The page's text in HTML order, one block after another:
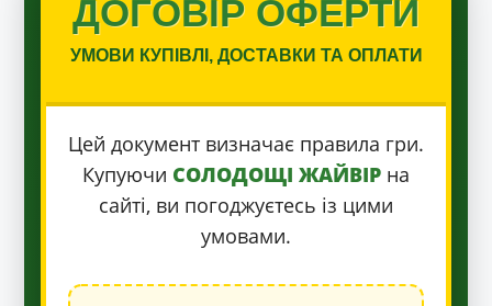
ДОГОВІР ОФЕРТИ
УМОВИ КУПІВЛІ, ДОСТАВКИ ТА ОПЛАТИ
Цей документ визначає правила гри.
Купуючи СОЛОДОЩІ ЖАЙВІР на
сайті, ви погоджуєтесь із цими
умовами.